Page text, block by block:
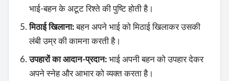
भाई-बहन के अटूट रिश्ते की पुष्टि होती है।
मिठाई खिलाना:बहन अपने भाई को मिठाई खिलाकर उसकी
लंबी उम्र की कामना करती है।
उपहारों का आदान-प्रदान: भाई अपनी बहन को उपहार देकर
अपने स्नेह और आभार को व्यक्त करता है।